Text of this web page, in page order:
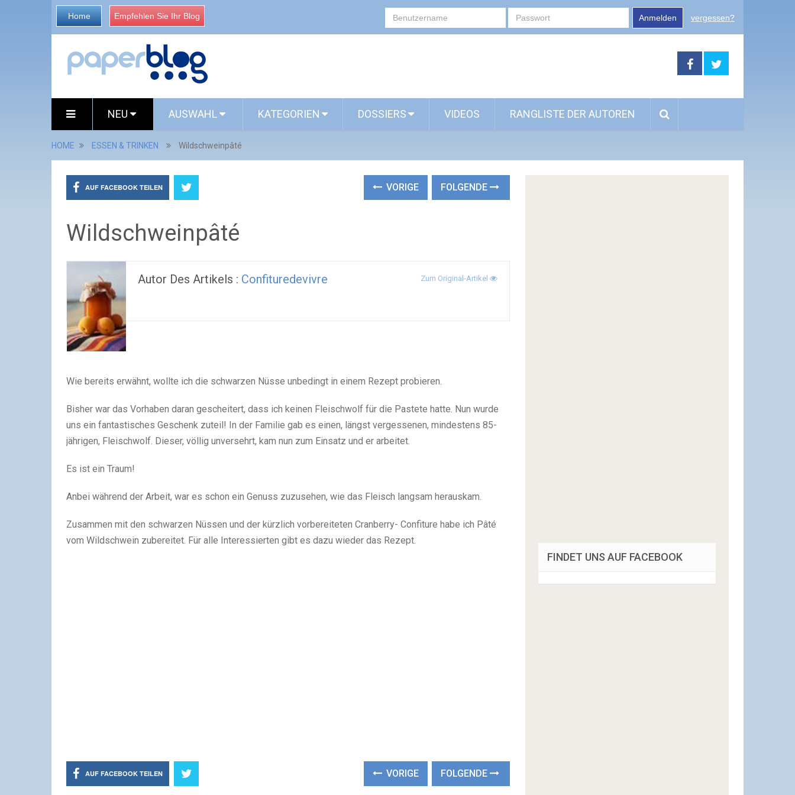
Home Empfehlen Sie Ihr Blog Anmelden vergessen?
NEU AUSWAHL KATEGORIEN DOSSIERS VIDEOS RANGLISTE DER AUTOREN
HOME ESSEN & TRINKEN Wildschweinpâté
AUF FACEBOOK TEILEN VORIGE FOLGENDE
Wildschweinpâté
Autor Des Artikels : Confituredevivre Zum Original-Artikel
Wie bereits erwähnt, wollte ich die schwarzen Nüsse unbedingt in einem Rezept probieren.
Bisher war das Vorhaben daran gescheitert, dass ich keinen Fleischwolf für die Pastete hatte. Nun wurde
uns ein fantastisches Geschenk zuteil! In der Familie gab es einen, längst vergessenen, mindestens 85-
jährigen, Fleischwolf. Dieser, völlig unversehrt, kam nun zum Einsatz und er arbeitet.
Es ist ein Traum!
Anbei während der Arbeit, war es schon ein Genuss zuzusehen, wie das Fleisch langsam herauskam.
Zusammen mit den schwarzen Nüssen und der kürzlich vorbereiteten Cranberry- Confiture habe ich Pâté
vom Wildschwein zubereitet. Für alle Interessierten gibt es dazu wieder das Rezept.
AUF FACEBOOK TEILEN VORIGE FOLGENDE
FINDET UNS AUF FACEBOOK